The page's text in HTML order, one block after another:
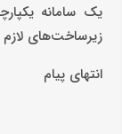
یک سامانه
زیرساخت‌های لازم
انتهای پیام